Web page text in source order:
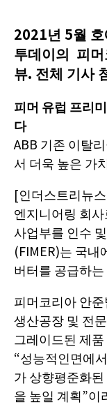
2021년 5월
투데이의 피
뷰. 전체 기사
피머 유럽 프리
다
ABB 기존 이탈
서 더욱 높은 가
[인더스트리뉴
엔지니어링 회
사업부를 인수
(FIMER)는 국내
버터를 공급하
피머코리아 안
생산공장 및 전
그레이드된 제
“성능적인면에
가 상향평준화
을 높일 계획”이